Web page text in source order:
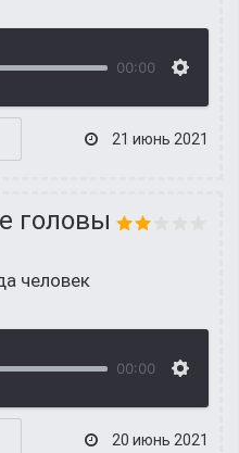
00:00
21 июнь 2021
головы
человек
00:00
20 июнь 2021